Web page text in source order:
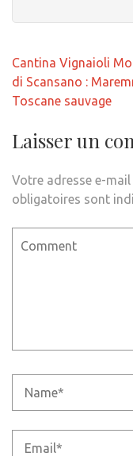
Navigation
de
l’article
Cantina Vignaioli
di Scansano :
Toscane sauvage
Laisser un
Votre adresse e-mail
obligatoires sont